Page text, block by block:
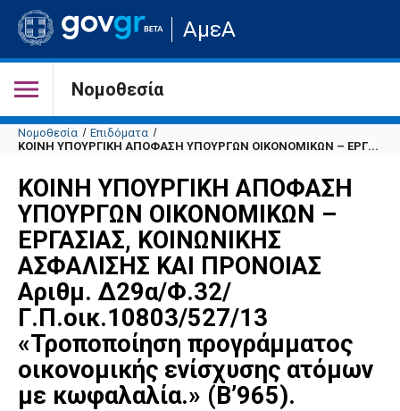
Μετάβαση
στην
σελίδα
του
ΑμεΑ
Νομοθεσία
Νομοθεσία
Επιδόματα
ΚΟΙΝΗ ΥΠΟΥΡΓΙΚΗ ΑΠΟΦΑΣΗ ΥΠΟΥΡΓΩΝ ΟΙΚΟΝΟΜΙΚΩΝ – ΕΡΓ...
ΚΟΙΝΗ ΥΠΟΥΡΓΙΚΗ ΑΠΟΦΑΣΗ
ΥΠΟΥΡΓΩΝ ΟΙΚΟΝΟΜΙΚΩΝ –
ΕΡΓΑΣΙΑΣ, ΚΟΙΝΩΝΙΚΗΣ
ΑΣΦΑΛΙΣΗΣ ΚΑΙ ΠΡΟΝΟΙΑΣ
Αριθμ. Δ29α/Φ.32/
Γ.Π.οικ.10803/527/13
«Τροποποίηση προγράμματος
οικονομικής ενίσχυσης ατόμων
με κωφαλαλία.» (Β’965).